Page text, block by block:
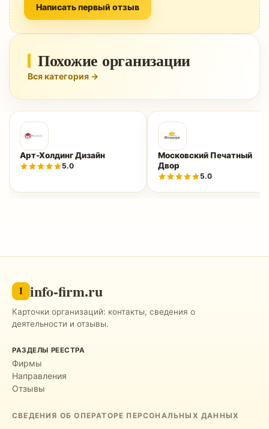
Написать первый отзыв
Похожие организации
Вся категория →
Арт-Холдинг Дизайн
5.0
Московский Печатный
Двор
5.0
I info-firm.ru
Карточки организаций: контакты, сведения о
деятельности и отзывы.
РАЗДЕЛЫ РЕЕСТРА
Фирмы
Направления
Отзывы
СВЕДЕНИЯ ОБ ОПЕРАТОРЕ ПЕРСОНАЛЬНЫХ ДАННЫХ